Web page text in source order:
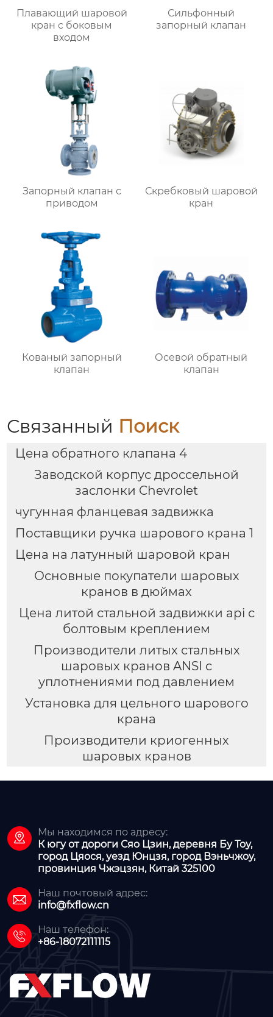
Плавающий шаровой
кран с боковым
входом
Сильфонный
запорный клапан
Запорный клапан с
приводом
Скребковый шаровой
кран
Кованый запорный
клапан
Осевой обратный
клапан
Связанный Поиск
Цена обратного клапана 4
Заводской корпус дроссельной
заслонки Chevrolet
чугунная фланцевая задвижка
Поставщики ручка шарового крана 1
Цена на латунный шаровой кран
Основные покупатели шаровых
кранов в дюймах
Цена литой стальной задвижки api с
болтовым креплением
Производители литых стальных
шаровых кранов ANSI с
уплотнениями под давлением
Установка для цельного шарового
крана
Производители криогенных
шаровых кранов

Мы находимся по адресу:
К югу от дороги Сяо Цзин, деревня Бу Тоу,
город Цяося, уезд Юнцзя, город Вэньчжоу,
провинция Чжэцзян, Китай 325100

Наш почтовый адрес:
info@fxflow.cn

Наш телефон:
+86-18072111115